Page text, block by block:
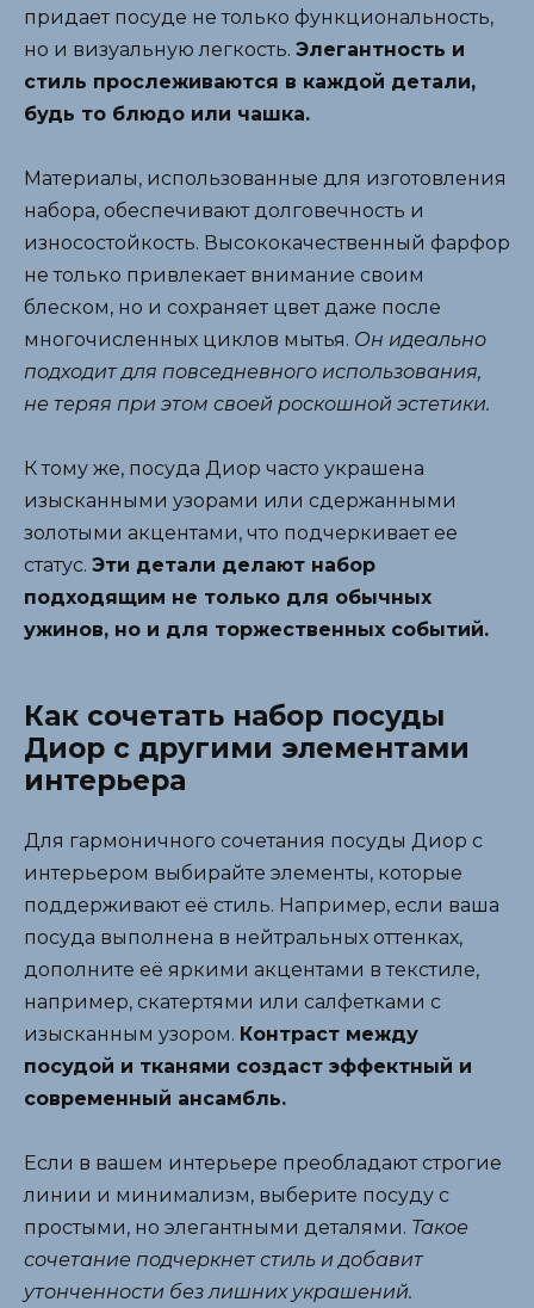
придает посуде не только функциональность,
но и визуальную легкость. Элегантность и
стиль прослеживаются в каждой детали,
будь то блюдо или чашка.
Материалы, использованные для изготовления
набора, обеспечивают долговечность и
износостойкость. Высококачественный фарфор
не только привлекает внимание своим
блеском, но и сохраняет цвет даже после
многочисленных циклов мытья. Он идеально
подходит для повседневного использования,
не теряя при этом своей роскошной эстетики.
К тому же, посуда Диор часто украшена
изысканными узорами или сдержанными
золотыми акцентами, что подчеркивает ее
статус. Эти детали делают набор
подходящим не только для обычных
ужинов, но и для торжественных событий.
Как сочетать набор посуды
Диор с другими элементами
интерьера
Для гармоничного сочетания посуды Диор с
интерьером выбирайте элементы, которые
поддерживают её стиль. Например, если ваша
посуда выполнена в нейтральных оттенках,
дополните её яркими акцентами в текстиле,
например, скатертями или салфетками с
изысканным узором. Контраст между
посудой и тканями создаст эффектный и
современный ансамбль.
Если в вашем интерьере преобладают строгие
линии и минимализм, выберите посуду с
простыми, но элегантными деталями. Такое
сочетание подчеркнет стиль и добавит
утонченности без лишних украшений.